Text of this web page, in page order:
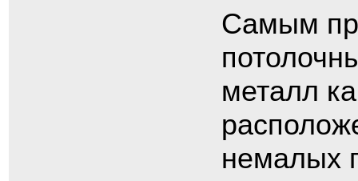
Самым
металл
немалых